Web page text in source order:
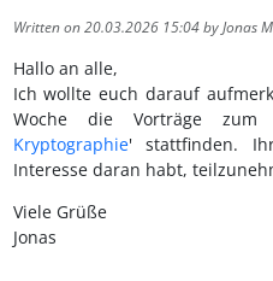
Written on 20.03.2026 15:04 by Jonas
Hallo an alle,
Ich wollte euch darauf
Woche die Vorträge zum
Kryptographie' stattfinden.
Interesse daran habt,
Viele Grüße
Jonas